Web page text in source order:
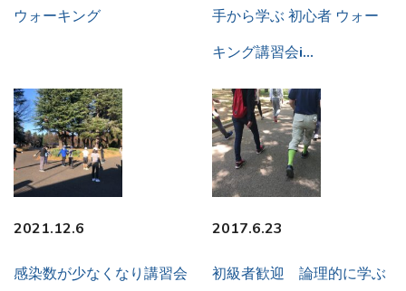
ウォーキング
手から学ぶ 初心者 ウォー
キング講習会i…
2021.12.6
感染数が少なくなり講習会
2017.6.23
初級者歓迎 論理的に学ぶ